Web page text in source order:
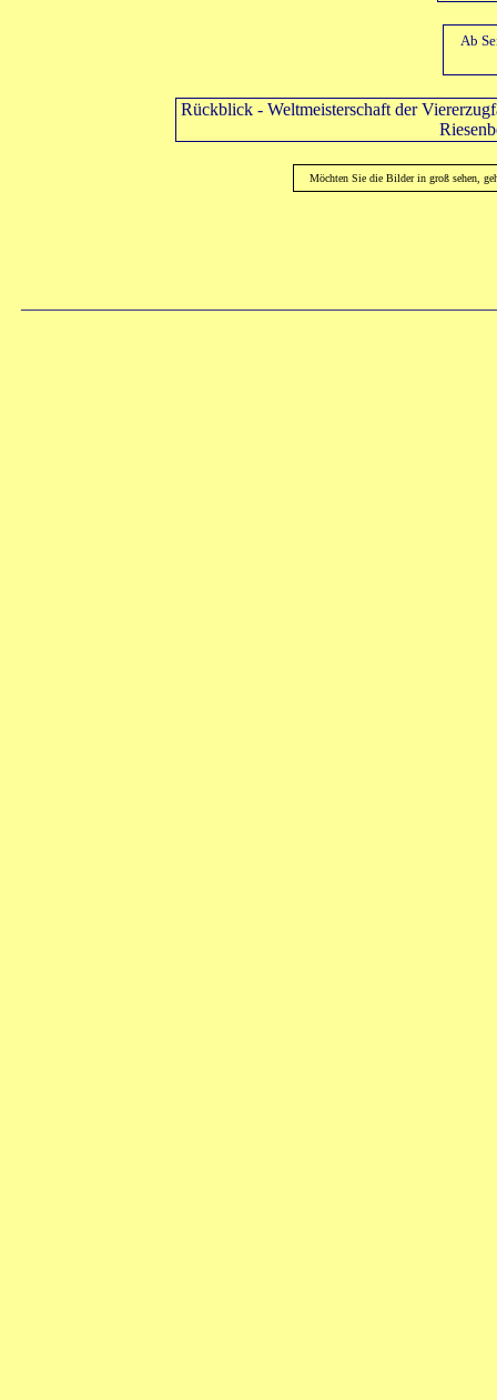
Ab
Rückblick - Weltmeisterschaft der
Möchten Sie die Bilder in groß sehen,